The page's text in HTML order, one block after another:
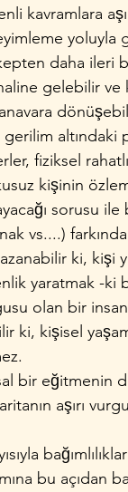
kavramlara
yoluyla
daha ileri
gelebilir ve
gerilim altındaki
fiziksel
kişinin
sorusu ile
vs....)
ki, kişi
yaratmak -ki
olan bir
ki, kişisel
bir eğitmenin
aşırı
bu açıdan